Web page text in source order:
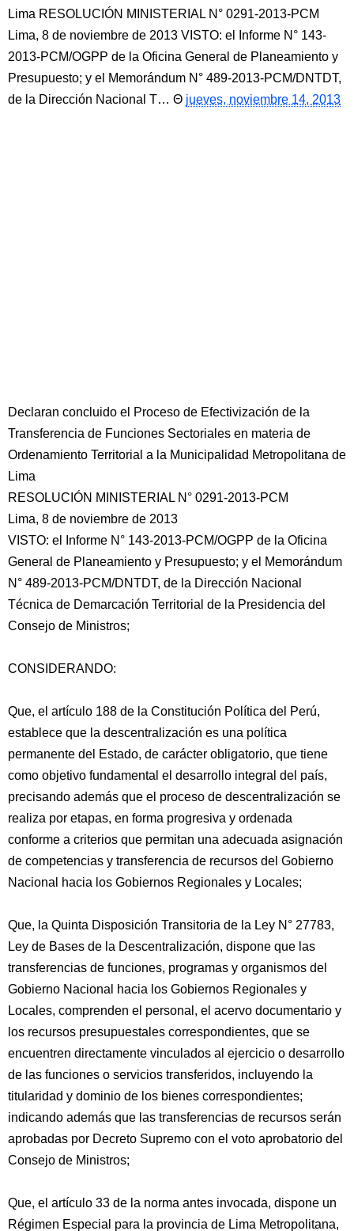
Lima RESOLUCIÓN MINISTERIAL N° 0291-2013-PCM
Lima, 8 de noviembre de 2013 VISTO: el Informe N° 143-
2013-PCM/OGPP de la Oficina General de Planeamiento y
Presupuesto; y el Memorándum N° 489-2013-PCM/DNTDT,
de la Dirección Nacional T…
jueves, noviembre 14, 2013
Declaran concluido el Proceso de Efectivización de la
Transferencia de Funciones Sectoriales en materia de
Ordenamiento Territorial a la Municipalidad Metropolitana de
Lima
RESOLUCIÓN MINISTERIAL N° 0291-2013-PCM
Lima, 8 de noviembre de 2013
VISTO: el Informe N° 143-2013-PCM/OGPP de la Oficina
General de Planeamiento y Presupuesto; y el Memorándum
N° 489-2013-PCM/DNTDT, de la Dirección Nacional
Técnica de Demarcación Territorial de la Presidencia del
Consejo de Ministros;
CONSIDERANDO:
Que, el artículo 188 de la Constitución Política del Perú,
establece que la descentralización es una política
permanente del Estado, de carácter obligatorio, que tiene
como objetivo fundamental el desarrollo integral del país,
precisando además que el proceso de descentralización se
realiza por etapas, en forma progresiva y ordenada
conforme a criterios que permitan una adecuada asignación
de competencias y transferencia de recursos del Gobierno
Nacional hacia los Gobiernos Regionales y Locales;
Que, la Quinta Disposición Transitoria de la Ley N° 27783,
Ley de Bases de la Descentralización, dispone que las
transferencias de funciones, programas y organismos del
Gobierno Nacional hacia los Gobiernos Regionales y
Locales, comprenden el personal, el acervo documentario y
los recursos presupuestales correspondientes, que se
encuentren directamente vinculados al ejercicio o desarrollo
de las funciones o servicios transferidos, incluyendo la
titularidad y dominio de los bienes correspondientes;
indicando además que las transferencias de recursos serán
aprobadas por Decreto Supremo con el voto aprobatorio del
Consejo de Ministros;
Que, el artículo 33 de la norma antes invocada, dispone un
Régimen Especial para la provincia de Lima Metropolitana,